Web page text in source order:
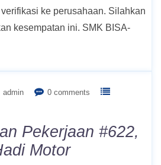
ke perusahaan. Silahkan
kesempatan ini. SMK BISA-
admin
0 comments
Pekerjaan #622,
Motor